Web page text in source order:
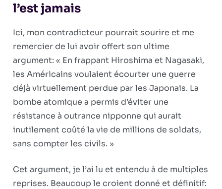
l’est jamais
Ici, mon contradicteur pourrait sourire et me
remercier de lui avoir offert son ultime
argument: « En frappant Hiroshima et Nagasaki,
les Américains voulaient écourter une guerre
déjà virtuellement perdue par les Japonais. La
bombe atomique a permis d’éviter une
résistance à outrance nipponne qui aurait
inutilement coûté la vie de millions de soldats,
sans compter les civils. »
Cet argument, je l’ai lu et entendu à de multiples
reprises. Beaucoup le croient donné et définitif: